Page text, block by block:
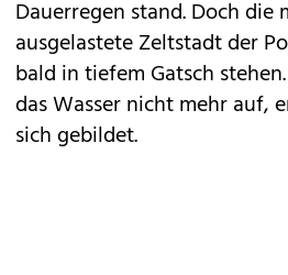
Dauerregen stand. Doch die
ausgelastete Zeltstadt der
bald in tiefem Gatsch
das Wasser nicht mehr auf,
sich gebildet.